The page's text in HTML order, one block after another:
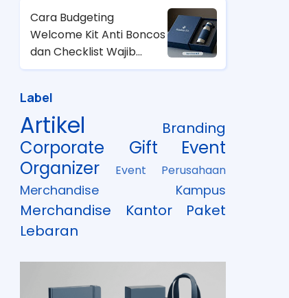
Cara Budgeting
Welcome Kit Anti Boncos
dan Checklist Wajib
untuk HRD
Label
Artikel Branding
Corporate Gift
Event
Organizer
Event Perusahaan
Merchandise Kampus
Merchandise Kantor
Paket
Lebaran